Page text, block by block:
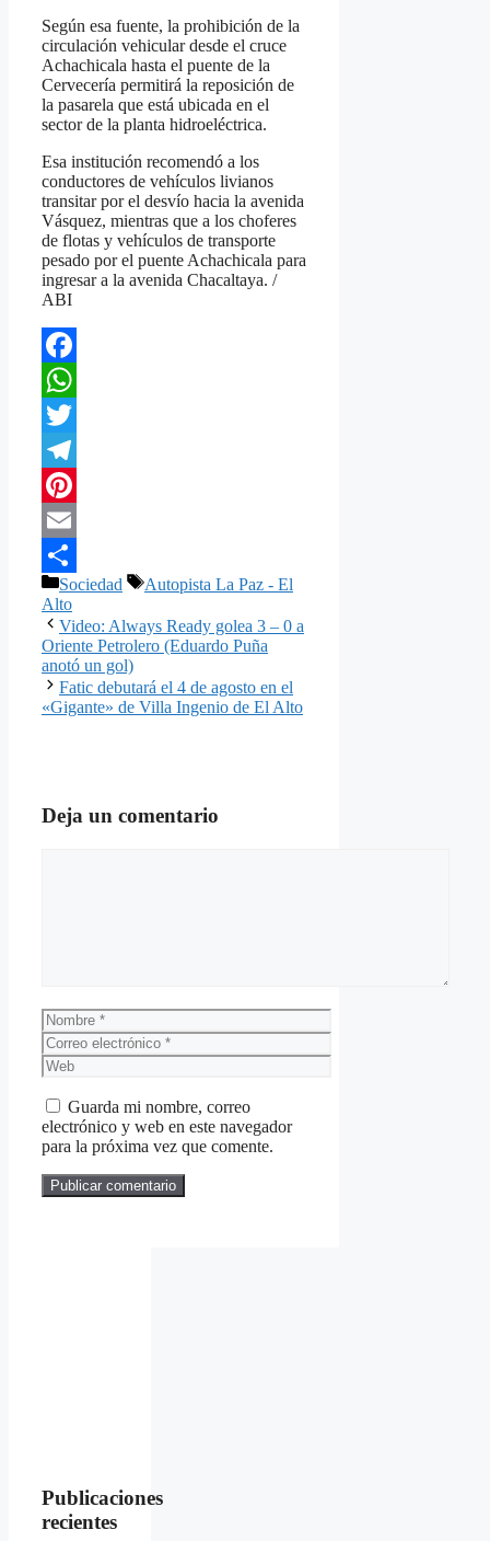
Según esa fuente, la prohibición de la
circulación vehicular desde el cruce
Achachicala hasta el puente de la
Cervecería permitirá la reposición de
la pasarela que está ubicada en el
sector de la planta hidroeléctrica.
Esa institución recomendó a los
conductores de vehículos livianos
transitar por el desvío hacia la avenida
Vásquez, mientras que a los choferes
de flotas y vehículos de transporte
pesado por el puente Achachicala para
ingresar a la avenida Chacaltaya. /
ABI
Facebook
WhatsApp
Twitter
Telegram
Pinterest
Email
Compartir
Categorías
Sociedad Etiquetas
Autopista La Paz - El
Alto
Video: Always Ready golea 3 – 0 a
Oriente Petrolero (Eduardo Puña
anotó un gol)
Fatic debutará el 4 de agosto en el
«Gigante» de Villa Ingenio de El Alto
Deja un comentario
Nombre
Correo
electrónico
Web
Guarda mi nombre, correo
electrónico y web en este navegador
para la próxima vez que comente.
Publicaciones
recientes